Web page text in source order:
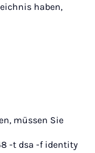
haben,
müssen Sie
-t dsa -f identity